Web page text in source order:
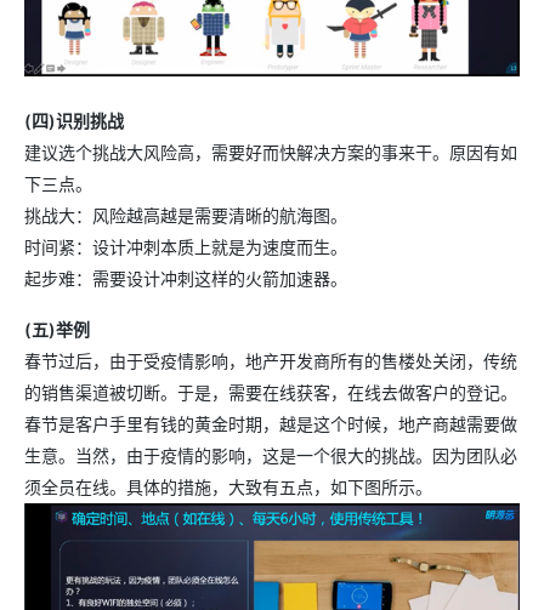
(四)识别挑战
建议选个挑战大风险高，需要好而快解决方案的事来干。原因有如
下三点。
挑战大：风险越高越是需要清晰的航海图。
时间紧：设计冲刺本质上就是为速度而生。
起步难：需要设计冲刺这样的火箭加速器。
(五)举例
春节过后，由于受疫情影响，地产开发商所有的售楼处关闭，传统
的销售渠道被切断。于是，需要在线获客，在线去做客户的登记。
春节是客户手里有钱的黄金时期，越是这个时候，地产商越需要做
生意。当然，由于疫情的影响，这是一个很大的挑战。因为团队必
须全员在线。具体的措施，大致有五点，如下图所示。